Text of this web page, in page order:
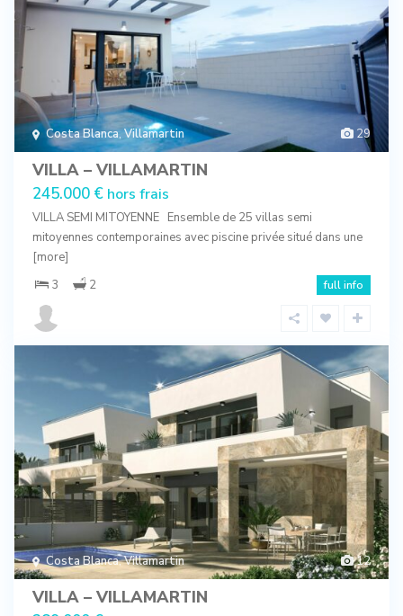
29
Costa Blanca,Villamartin
VILLA – VILLAMARTIN
245.000 € hors frais
VILLA SEMI MITOYENNE Ensemble de 25 villas semi
mitoyennes contemporaines avec piscine privée situé dans une
[more]
3
2 full info
12
Costa Blanca,Villamartin
VILLA – VILLAMARTIN